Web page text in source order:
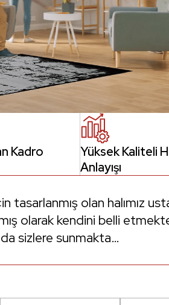
Kadro
Yüksek Kaliteli
Anlayışı
tasarlanmış olan halımız
olarak kendini belli
sizlere sunmakta…